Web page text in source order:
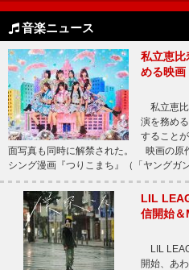
音楽ニュース
私立恵比
める映画
私立恵比
演を務め
すること
面写真も同時に解禁された。 映画の原
シング漫画『つりこまち』（「ヤングガ
LIL
信開始＆
LIL
開始、あ